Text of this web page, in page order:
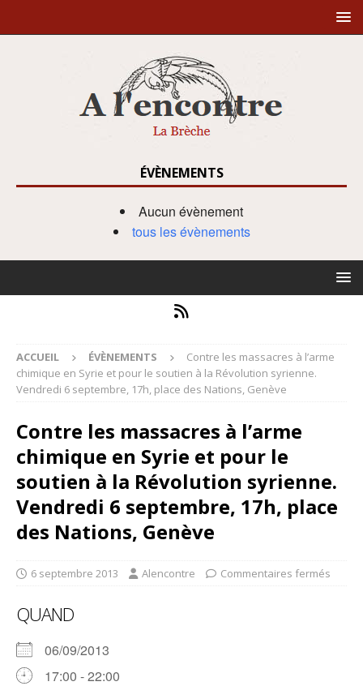
ÉVÈNEMENTS
Aucun évènement
tous les évènements
ACCUEIL ÉVÈNEMENTS
Contre les massacres à l’arme
chimique en Syrie et pour le soutien à la Révolution syrienne.
Vendredi 6 septembre, 17h, place des Nations, Genève
Contre les massacres à l’arme
chimique en Syrie et pour le
soutien à la Révolution syrienne.
Vendredi 6 septembre, 17h, place
des Nations, Genève
6 septembre 2013 Alencontre Commentaires fermés
QUAND
06/09/2013
17:00 - 22:00